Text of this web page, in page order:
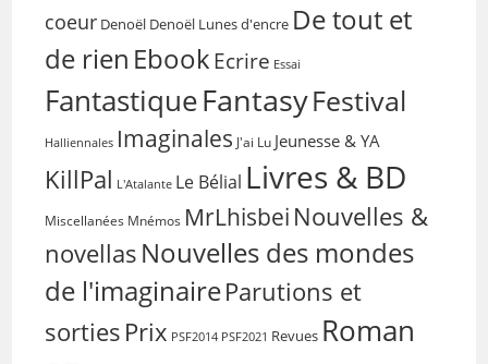
coeur Denoël Denoël Lunes d'encre De tout et
de rien EbookEcrire Essai
FantastiqueFantasyFestival
Halliennales Imaginales J'ai Lu Jeunesse & YA
KillPal L'Atalante Le Bélial Livres & BD
Miscellanées Mnémos MrLhisbei Nouvelles &
novellas Nouvelles des mondes
de l'imaginaireParutions et
sorties Prix PSF2014 PSF2021 Revues Roman